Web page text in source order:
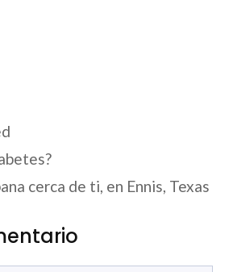
cerca de ti, en Ennis, Texas